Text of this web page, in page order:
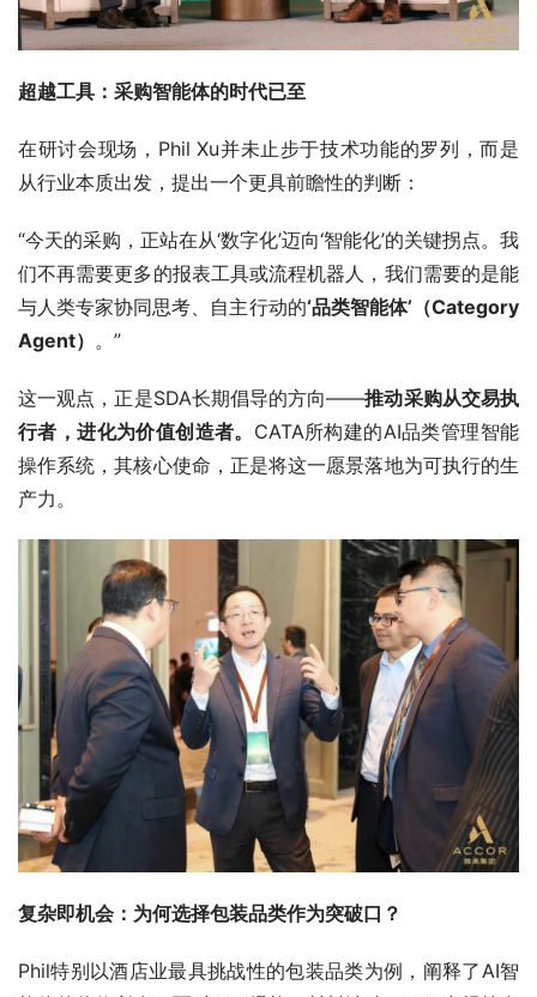
超越工具：采购智能体的时代已至
在研讨会现场，Phil Xu并未止步于技术功能的罗列，而是
从行业本质出发，提出一个更具前瞻性的判断：
“今天的采购，正站在从‘数字化’迈向‘智能化’的关键拐点。我
们不再需要更多的报表工具或流程机器人，我们需要的是能
与人类专家协同思考、自主行动的‘品类智能体’（Category
Agent） 。”
这一观点，正是SDA长期倡导的方向——推动采购从交易执
行者，进化为价值创造者。 CATA所构建的AI品类管理智能
操作系统，其核心使命，正是将这一愿景落地为可执行的生
产力。
复杂即机会：为何选择包装品类作为突破口？
Phil特别以酒店业最具挑战性的包装品类为例，阐释了AI智